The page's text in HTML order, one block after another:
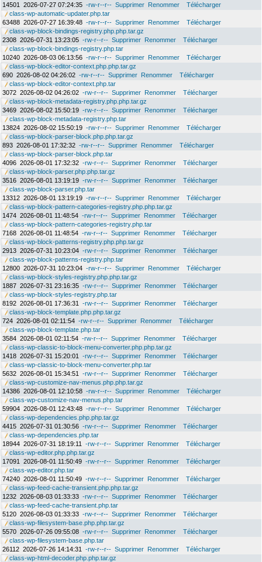
14501
2026-07-27 07:24:35 -rw-r--r-- Supprimer Renommer
Télécharger
class-wp-automatic-updater.php.tar
63488 2026-07-27 16:39:48 -rw-r--r-- Supprimer Renommer
Télécharger
class-wp-block-bindings-registry.php.php.tar.gz
2308 2026-07-31 13:23:05 -rw-r--r-- Supprimer Renommer
Télécharger
class-wp-block-bindings-registry.php.tar
10240 2026-08-03 06:13:56 -rw-r--r-- Supprimer Renommer
Télécharger
class-wp-block-editor-context.php.php.tar.gz
690 2026-08-02 04:26:02 -rw-r--r-- Supprimer Renommer
Télécharger
class-wp-block-editor-context.php.tar
3072 2026-08-02 04:26:02 -rw-r--r-- Supprimer Renommer
Télécharger
class-wp-block-metadata-registry.php.php.tar.gz
3469 2026-08-02 15:50:19 -rw-r--r-- Supprimer Renommer
Télécharger
class-wp-block-metadata-registry.php.tar
13824 2026-08-02 15:50:19 -rw-r--r-- Supprimer Renommer
Télécharger
class-wp-block-parser-block.php.php.tar.gz
893 2026-08-01 17:32:32 -rw-r--r-- Supprimer Renommer
Télécharger
class-wp-block-parser-block.php.tar
4096 2026-08-01 17:32:32 -rw-r--r-- Supprimer Renommer
Télécharger
class-wp-block-parser.php.php.tar.gz
3516 2026-08-01 13:19:19 -rw-r--r-- Supprimer Renommer
Télécharger
class-wp-block-parser.php.tar
13312 2026-08-01 13:19:19 -rw-r--r-- Supprimer Renommer
Télécharger
class-wp-block-pattern-categories-registry.php.php.tar.gz
1474 2026-08-01 11:48:54 -rw-r--r-- Supprimer Renommer
Télécharger
class-wp-block-pattern-categories-registry.php.tar
7168 2026-08-01 11:48:54 -rw-r--r-- Supprimer Renommer
Télécharger
class-wp-block-patterns-registry.php.php.tar.gz
2913 2026-07-31 10:23:04 -rw-r--r-- Supprimer Renommer
Télécharger
class-wp-block-patterns-registry.php.tar
12800 2026-07-31 10:23:04 -rw-r--r-- Supprimer Renommer
Télécharger
class-wp-block-styles-registry.php.php.tar.gz
1887 2026-07-31 23:16:35 -rw-r--r-- Supprimer Renommer
Télécharger
class-wp-block-styles-registry.php.tar
8192 2026-08-01 17:36:31 -rw-r--r-- Supprimer Renommer
Télécharger
class-wp-block-template.php.php.tar.gz
724 2026-08-01 02:11:54 -rw-r--r-- Supprimer Renommer
Télécharger
class-wp-block-template.php.tar
3584 2026-08-01 02:11:54 -rw-r--r-- Supprimer Renommer
Télécharger
class-wp-classic-to-block-menu-converter.php.php.tar.gz
1418 2026-07-31 15:20:01 -rw-r--r-- Supprimer Renommer
Télécharger
class-wp-classic-to-block-menu-converter.php.tar
5632 2026-08-01 15:34:51 -rw-r--r-- Supprimer Renommer
Télécharger
class-wp-customize-nav-menus.php.php.tar.gz
14386 2026-08-01 12:10:58 -rw-r--r-- Supprimer Renommer
Télécharger
class-wp-customize-nav-menus.php.tar
59904 2026-08-01 12:43:48 -rw-r--r-- Supprimer Renommer
Télécharger
class-wp-dependencies.php.php.tar.gz
4415 2026-07-31 01:30:56 -rw-r--r-- Supprimer Renommer
Télécharger
class-wp-dependencies.php.tar
18944 2026-07-31 18:19:11 -rw-r--r-- Supprimer Renommer
Télécharger
class-wp-editor.php.php.tar.gz
17091
2026-08-01 11:50:49 -rw-r--r-- Supprimer Renommer
Télécharger
class-wp-editor.php.tar
74240 2026-08-01 11:50:49 -rw-r--r-- Supprimer Renommer
Télécharger
class-wp-feed-cache-transient.php.php.tar.gz
1232 2026-08-03 01:33:33 -rw-r--r-- Supprimer Renommer
Télécharger
class-wp-feed-cache-transient.php.tar
5120 2026-08-03 01:33:33 -rw-r--r-- Supprimer Renommer
Télécharger
class-wp-filesystem-base.php.php.tar.gz
5570 2026-07-26 09:55:08 -rw-r--r-- Supprimer Renommer
Télécharger
class-wp-filesystem-base.php.tar
26112 2026-07-26 14:14:31 -rw-r--r-- Supprimer Renommer
Télécharger
class-wp-html-decoder.php.php.tar.gz